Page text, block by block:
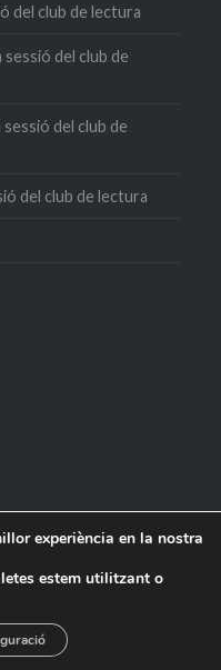
del club de lectura
sessió del club de
del club de
del club de lectura
.
experiència en la nostra
estem utilitzant o